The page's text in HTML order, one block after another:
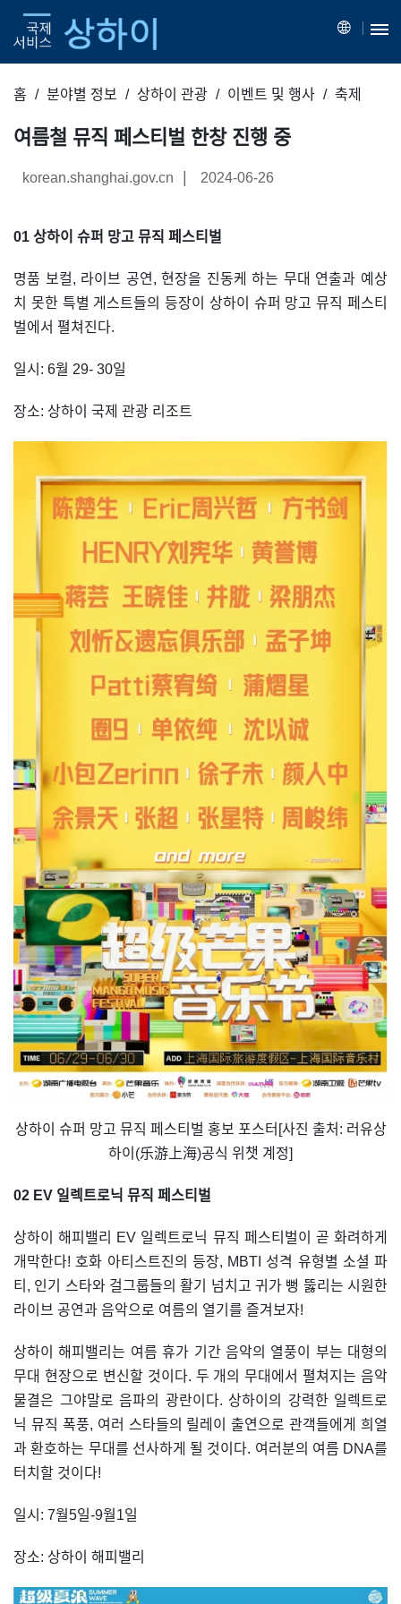
홈 분야별 정보 상하이 관광 이벤트 및 행사 축제
여름철 뮤직 페스티벌 한창 진행 중
korean.shanghai.gov.cn | 2024-06-26
01 상하이 슈퍼 망고 뮤직 페스티벌
명품 보컬, 라이브 공연, 현장을 진동케 하는 무대 연출과 예상
치 못한 특별 게스트들의 등장이 상하이 슈퍼 망고 뮤직 페스티
벌에서 펼쳐진다.
일시: 6월 29- 30일
장소: 상하이 국제 관광 리조트
상하이 슈퍼 망고 뮤직 페스티벌 홍보 포스터[사진 출처: 러유상
하이(乐游上海)공식 위챗 계정]
02 EV 일렉트로닉 뮤직 페스티벌
상하이 해피밸리 EV 일렉트로닉 뮤직 페스티벌이 곧 화려하게
개막한다! 호화 아티스트진의 등장, MBTI 성격 유형별 소셜 파
티, 인기 스타와 걸그룹들의 활기 넘치고 귀가 뻥 뚫리는 시원한
라이브 공연과 음악으로 여름의 열기를 즐겨보자!
상하이 해피밸리는 여름 휴가 기간 음악의 열풍이 부는 대형의
무대 현장으로 변신할 것이다. 두 개의 무대에서 펼쳐지는 음악
물결은 그야말로 음파의 광란이다. 상하이의 강력한 일렉트로
닉 뮤직 폭풍, 여러 스타들의 릴레이 출연으로 관객들에게 희열
과 환호하는 무대를 선사하게 될 것이다. 여러분의 여름 DNA를
터치할 것이다!
일시: 7월5일-9월1일
장소: 상하이 해피밸리